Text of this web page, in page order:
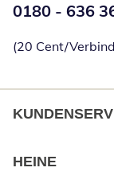
0180 - 636
(20 Cent/
HEINE